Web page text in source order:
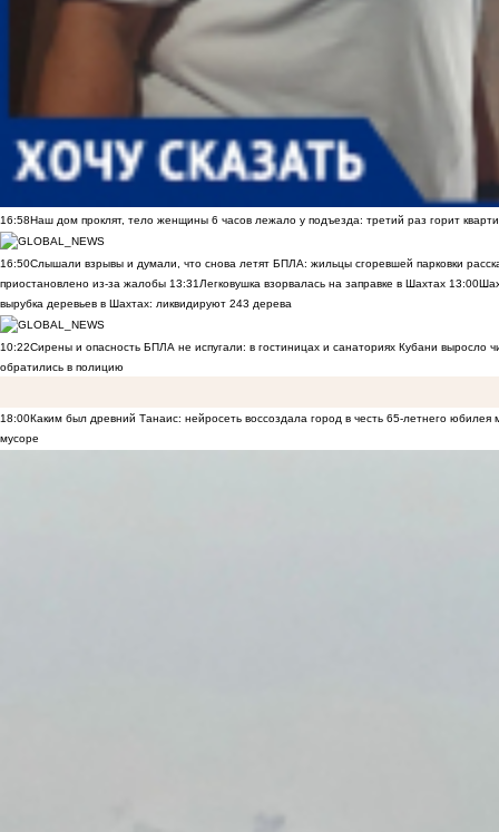
16:58Наш дом проклят, тело женщины 6 часов лежало у подъезда: третий раз горит
16:50Слышали взрывы и думали, что снова летят БПЛА: жильцы сгоревшей парковки
приостановлено из-за жалобы 13:31 Легковушка взорвалась на заправке в Шахтах 13:00
вырубка деревьев в Шахтах: ликвидируют 243 дерева
10:22Сирены и опасность БПЛА не испугали: в гостиницах и санаториях Кубани выросло
обратились в полицию
18:00Каким был древний Танаис: нейросеть воссоздала город в честь 65-летнего юбилея
мусоре